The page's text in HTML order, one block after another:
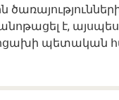
է,
պետական